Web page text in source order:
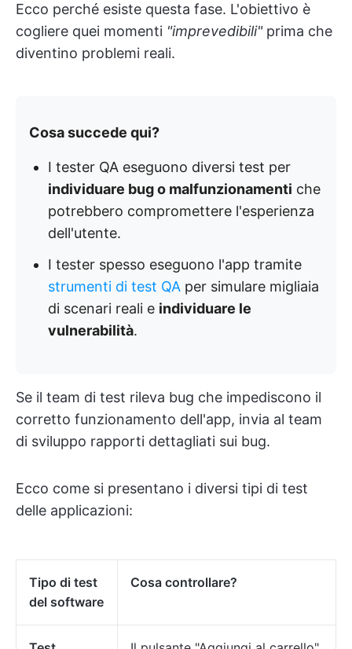
Ecco perché esiste questa fase. L'obiettivo è
cogliere quei momenti "imprevedibili"prima che
diventino problemi reali.
Cosa succede qui?
I tester QA eseguono diversi test per
individuare bug o malfunzionamenti che
potrebbero compromettere l'esperienza
dell'utente.
I tester spesso eseguono l'app tramite
strumenti di test QA per simulare migliaia
di scenari reali e individuare le
vulnerabilità.
Se il team di test rileva bug che impediscono il
corretto funzionamento dell'app, invia al team
di sviluppo rapporti dettagliati sui bug.
Ecco come si presentano i diversi tipi di test
delle applicazioni:
Tipo di test
del software
Cosa controllare?